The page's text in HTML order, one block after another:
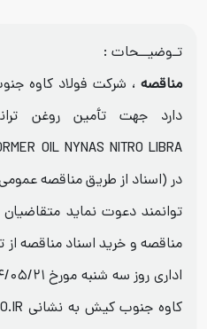
تـوضیــحات :
مناقصه ، شرکت فولاد کاوه
در (اسناد از طریق مناقصه
توانمند دعوت نماید متقاضیان
مناقصه و خرید اسناد مناقصه